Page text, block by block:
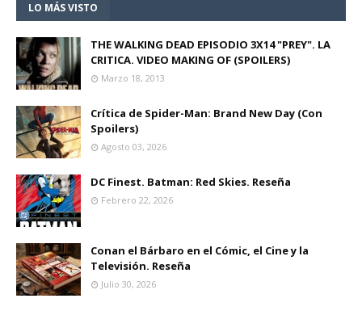
LO MÁS VISTO
THE WALKING DEAD EPISODIO 3X14 "PREY". LA
CRITICA. VIDEO MAKING OF (SPOILERS)
Marzo 18, 2013
Crítica de Spider-Man: Brand New Day (Con
Spoilers)
Agosto 03, 2026
DC Finest. Batman: Red Skies. Reseña
Febrero 22, 2026
Conan el Bárbaro en el Cómic, el Cine y la
Televisión. Reseña
Julio 30, 2026